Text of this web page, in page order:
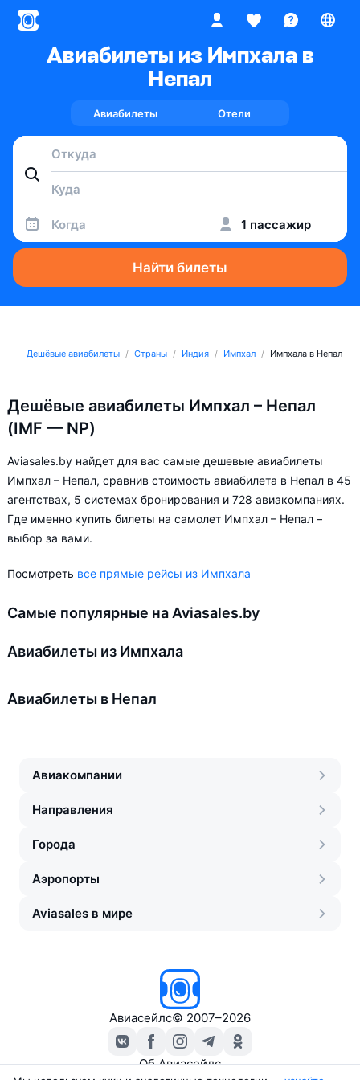
Авиабилеты из Импхала в
Непал
Авиабилеты Отели
Когда 1 пассажир
Найти билеты
Дешёвые авиабилеты Страны Индия Импхал Импхала в Непал
Дешёвые авиабилеты Импхал – Непал
(IMF — NP)
Aviasales.by найдет для вас самые дешевые авиабилеты
Импхал – Непал, сравнив стоимость авиабилета в Непал в 45
агентствах, 5 системах бронирования и 728 авиакомпаниях.
Где именно купить билеты на самолет Импхал – Непал –
выбор за вами.
Посмотреть все прямые рейсы из Импхала
Самые популярные на Aviasales.by
Авиабилеты из Импхала
Авиабилеты в Непал
Авиакомпании
Направления
Города
Аэропорты
Aviasales в мире
Авиасейлс© 2007–2026
Об Авиасейлс